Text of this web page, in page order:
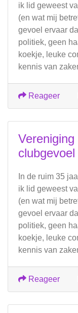
ik lid geweest
(en wat mij
gevoel ervaar
politiek, geen
koekje, leuke
kennis van
Reageer
Vereniging
clubgevoel
In de ruim 35
ik lid geweest
(en wat mij
gevoel ervaar
politiek, geen
koekje, leuke
kennis van
Reageer